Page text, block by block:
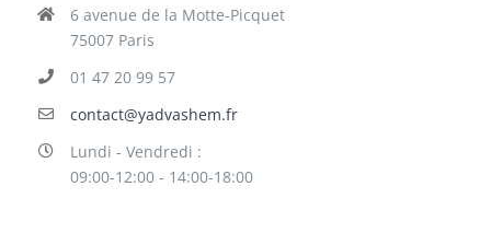
6 avenue de la Motte-Picquet
75007 Paris
01 47 20 99 57
contact@yadvashem.fr
Lundi - Vendredi :
09:00-12:00 - 14:00-18:00